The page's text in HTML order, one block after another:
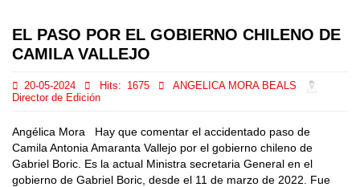
EL PASO POR EL GOBIERNO CHILENO DE
CAMILA VALLEJO
20-05-2024 Hits: 1675
ANGELICA MORA BEALS
Director de Edición
Angélica Mora Hay que comentar el accidentado paso de
Camila Antonia Amaranta Vallejo por el gobierno chileno de
Gabriel Boric. Es la actual Ministra secretaria General en el
gobierno de Gabriel Boric, desde el 11 de marzo de 2022. Fue